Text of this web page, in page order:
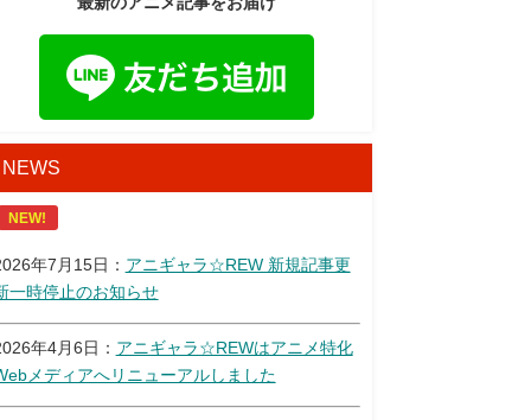
NEWS
NEW!
年7月15日： アニギャラ☆REW 新規記事更
一時停止のお知らせ
年4月6日： アニギャラ☆REWはアニメ特化
メディアへリニューアルしました